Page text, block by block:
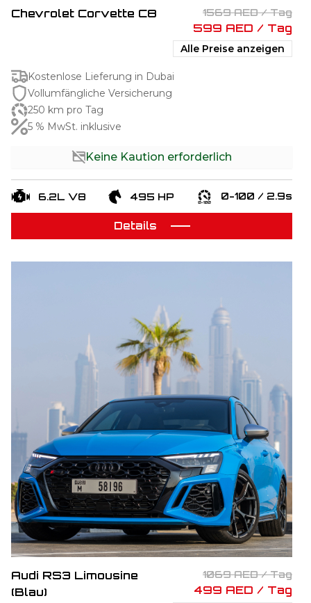
Chevrolet Corvette C8 1569 AED / Tag
599 AED / Tag
Alle Preise anzeigen
Kostenlose Lieferung in Dubai
Vollumfängliche Versicherung
250 km pro Tag
5 % MwSt. inklusive
Keine Kaution erforderlich
6.2L V8 495 HP 0-100 / 2.9s
Details
Audi RS3 Limousine
(Blau)
1069 AED / Tag
499 AED / Tag